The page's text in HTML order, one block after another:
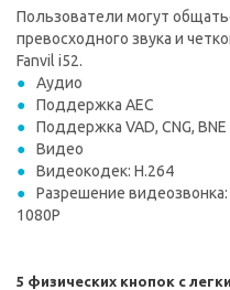
Пользователи могут
превосходного звука и
Fanvil i52.
Аудио
Поддержка AEC
Поддержка VAD, CNG, BNE
Видео
Видеокодек: H.264
Разрешение видеозвонка:
1080P
5 физических кнопок с